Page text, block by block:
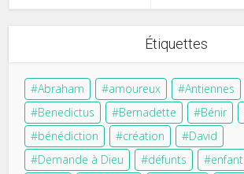
Étiquettes
Abraham amoureux Antiennes
Benedictus
Bernadette Bénir
bénédiction
création
David
Demande à Dieu
défunts enfant